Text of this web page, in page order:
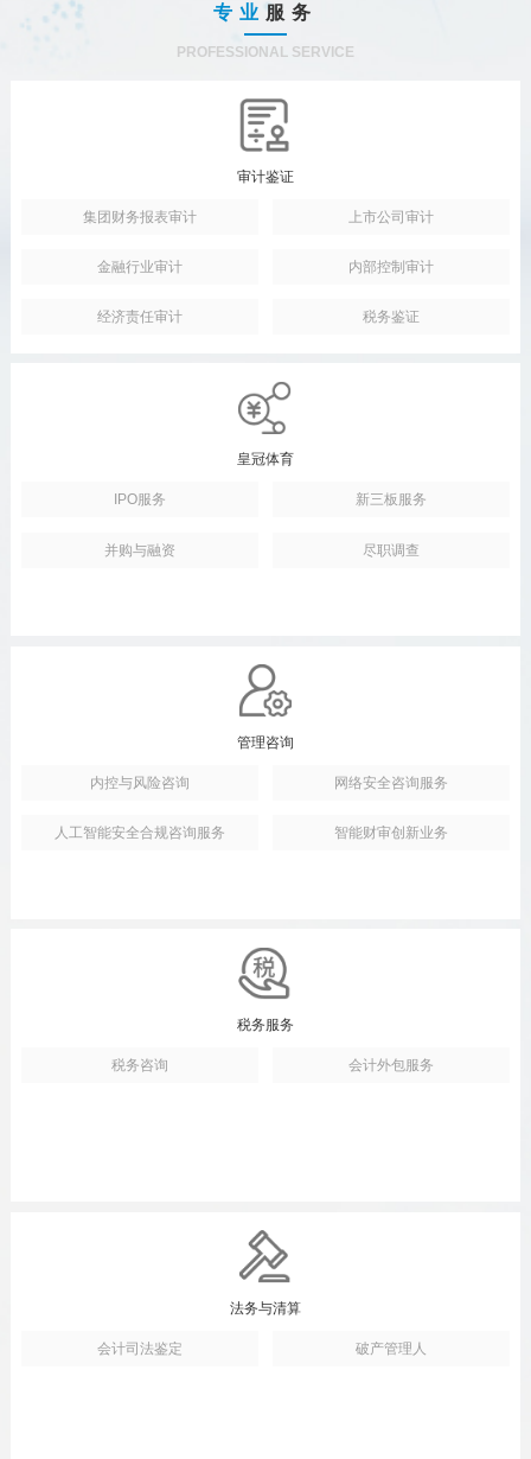
专业 服务
PROFESSIONAL SERVICE
审计鉴证
集团财务报表审计 上市公司审计
金融行业审计 内部控制审计
经济责任审计 税务鉴证
皇冠体育
IPO服务 新三板服务
并购与融资 尽职调查
管理咨询
内控与风险咨询 网络安全咨询服务
人工智能安全合规咨询服务 智能财审创新业务
税务服务
税务咨询 会计外包服务
法务与清算
会计司法鉴定 破产管理人